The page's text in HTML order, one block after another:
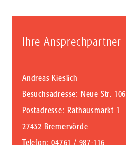
Ihre Ansprechpartner
Andreas Kieslich
Besuchsadresse: Neue Str. 106
Postadresse: Rathausmarkt 1
27432 Bremervörde
Telefon: 04761 / 987-116